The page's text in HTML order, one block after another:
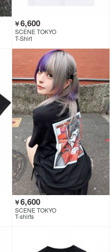
￥6,600
SCENE TOKYO
T-Shirt
￥6,600
SCENE TOKYO
T-shirts